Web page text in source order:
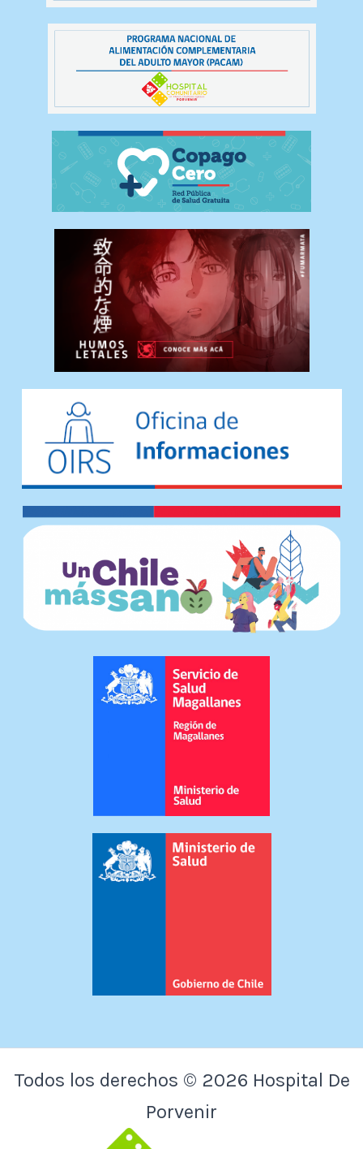
Todos los derechos © 2026 Hospital De
Porvenir